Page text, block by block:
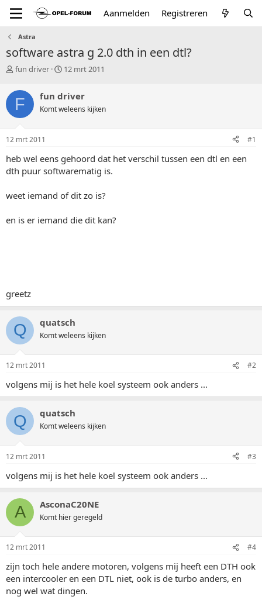
Aanmelden Registreren
Astra
software astra g 2.0 dth in een dtl?
T
p
i
c
s
a
t
e
fun driver
S
r
t
a
m
12 mrt 2011
F fun driver
Komt weleens kijken
12 mrt 2011 #1
heb wel eens gehoord dat het verschil tussen een dtl en een
dth puur softwarematig is.
weet iemand of dit zo is?
en is er iemand die dit kan?
greetz
Q quatsch
Komt weleens kijken
12 mrt 2011 #2
volgens mij is het hele koel systeem ook anders ...
Q quatsch
Komt weleens kijken
12 mrt 2011 #3
volgens mij is het hele koel systeem ook anders ...
A AsconaC20NE
Komt hier geregeld
12 mrt 2011 #4
zijn toch hele andere motoren, volgens mij heeft een DTH ook
een intercooler en een DTL niet, ook is de turbo anders, en
nog wel wat dingen.